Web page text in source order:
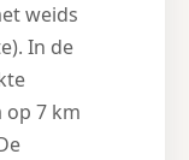
weids
In de
op 7 km